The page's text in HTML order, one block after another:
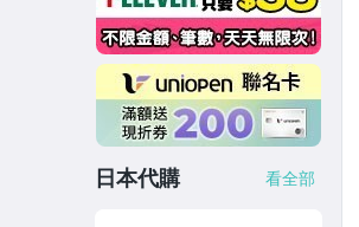
攝影機-Insta360
攝影機、空拍機-DJI
攝影機穩定器
攝影燈-Aputure
日本代購 看全部